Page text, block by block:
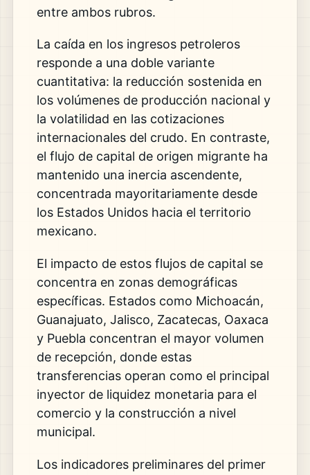
entre ambos rubros.
La caída en los ingresos petroleros
responde a una doble variante
cuantitativa: la reducción sostenida en
los volúmenes de producción nacional y
la volatilidad en las cotizaciones
internacionales del crudo. En contraste,
el flujo de capital de origen migrante ha
mantenido una inercia ascendente,
concentrada mayoritariamente desde
los Estados Unidos hacia el territorio
mexicano.
El impacto de estos flujos de capital se
concentra en zonas demográficas
específicas. Estados como Michoacán,
Guanajuato, Jalisco, Zacatecas, Oaxaca
y Puebla concentran el mayor volumen
de recepción, donde estas
transferencias operan como el principal
inyector de liquidez monetaria para el
comercio y la construcción a nivel
municipal.
Los indicadores preliminares del primer